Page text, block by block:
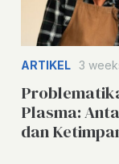
ARTIKEL 3
Plasma:
dan